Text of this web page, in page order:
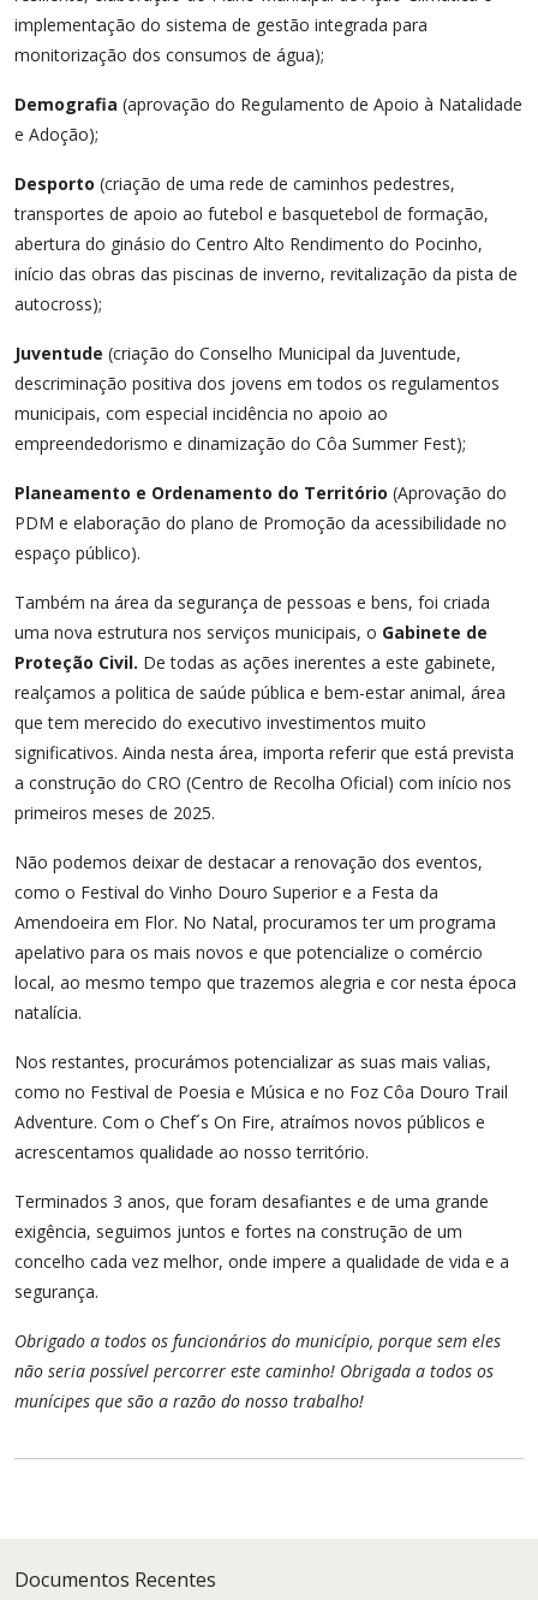
implementação do sistema de gestão integrada para
monitorização dos consumos de água);
Demografia (aprovação do Regulamento de Apoio à Natalidade
e Adoção);
Desporto (criação de uma rede de caminhos pedestres,
transportes de apoio ao futebol e basquetebol de formação,
abertura do ginásio do Centro Alto Rendimento do Pocinho,
início das obras das piscinas de inverno, revitalização da pista de
autocross);
Juventude (criação do Conselho Municipal da Juventude,
descriminação positiva dos jovens em todos os regulamentos
municipais, com especial incidência no apoio ao
empreendedorismo e dinamização do Côa Summer Fest);
Planeamento e Ordenamento do Território (Aprovação do
PDM e elaboração do plano de Promoção da acessibilidade no
espaço público).
Também na área da segurança de pessoas e bens, foi criada
uma nova estrutura nos serviços municipais, o Gabinete de
Proteção Civil. De todas as ações inerentes a este gabinete,
realçamos a politica de saúde pública e bem-estar animal, área
que tem merecido do executivo investimentos muito
significativos. Ainda nesta área, importa referir que está prevista
a construção do CRO (Centro de Recolha Oficial) com início nos
primeiros meses de 2025.
Não podemos deixar de destacar a renovação dos eventos,
como o Festival do Vinho Douro Superior e a Festa da
Amendoeira em Flor. No Natal, procuramos ter um programa
apelativo para os mais novos e que potencialize o comércio
local, ao mesmo tempo que trazemos alegria e cor nesta época
natalícia.
Nos restantes, procurámos potencializar as suas mais valias,
como no Festival de Poesia e Música e no Foz Côa Douro Trail
Adventure. Com o Chef´s On Fire, atraímos novos públicos e
acrescentamos qualidade ao nosso território.
Terminados 3 anos, que foram desafiantes e de uma grande
exigência, seguimos juntos e fortes na construção de um
concelho cada vez melhor, onde impere a qualidade de vida e a
segurança.
Obrigado a todos os funcionários do município, porque sem eles
não seria possível percorrer este caminho! Obrigada a todos os
munícipes que são a razão do nosso trabalho!
Documentos Recentes